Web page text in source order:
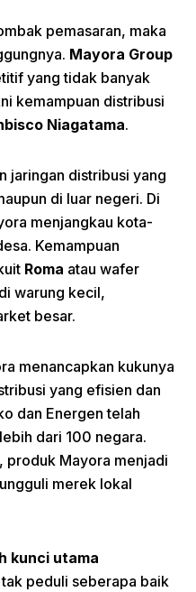
pemasaran, maka
Mayora Group
yang tidak banyak
kemampuan distribusi
Niagatama.
jaringan distribusi yang
di luar negeri. Di
menjangkau kota-
Kemampuan
Roma atau wafer
warung kecil,
besar.
menancapkan kukunya
yang efisien dan
dan Energen telah
dari 100 negara.
produk Mayora menjadi
merek lokal
kunci utama
peduli seberapa baik